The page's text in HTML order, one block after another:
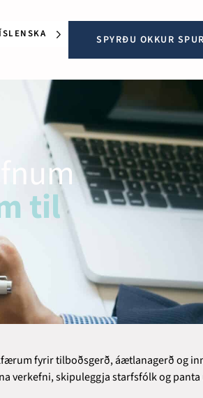
ÍSLENSKA SPYRÐU OKKUR
til
fyrir tilboðsgerð, áætlanagerð og
verkefni, skipuleggja starfsfólk og panta